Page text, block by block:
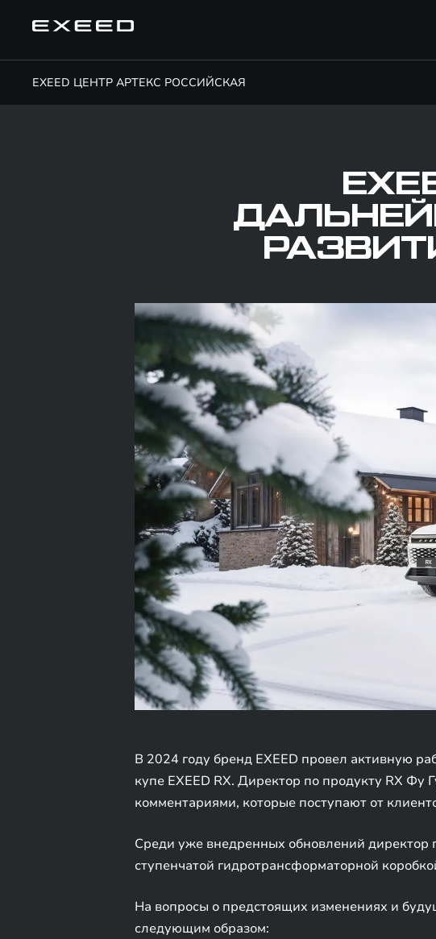
EXEED ЦЕНТР АРТЕКС РОССИЙСКАЯ
В 2024 году бренд EXEED провел активную
купе EXEED RX. Директор по продукту RX
комментариями, которые поступают от
Среди уже внедренных обновлений директор
ступенчатой гидротрансформаторной
На вопросы о предстоящих изменениях и
следующим образом: